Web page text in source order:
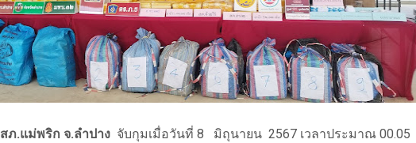
สภ.แม่พริก จ.ลำปาง จับกุมเมื่อวันที่ 8 มิถุนายน 2567 เวลาประมาณ 00.05